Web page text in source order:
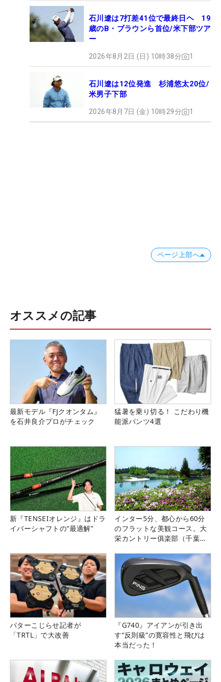
石川遼は7打差41位で最終日ヘ 19
歳のB・ブラウンら首位/米下部ツア
ー
2026年8月2日 (日) 10時38分 1
石川遼は12位発進 杉浦悠太20位/
米男子下部
2026年8月7日 (金) 10時29分 1
ページ上部へ
オススメの記事
最新モデル『FJクオンタム』
を石井良介プロがチェック
猛暑を乗り切る！ こだわり機
能派パンツ4選
新『TENSEIオレンジ』はドラ
イバーシャフトの“最適解”
インター5分、都心から60分
のフラットな美観コース。大
栄カントリー俱楽部（千葉
パターこじらせ記者が
「TRTL」で大改善
『G740』アイアンが引き出
す“反則級”の寛容性と飛びは
本当だった！